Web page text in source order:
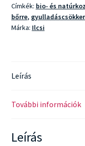
Címkék: bio- és
bőrre,
Márka: Ilcsi
Leírás
További információk
Leírás